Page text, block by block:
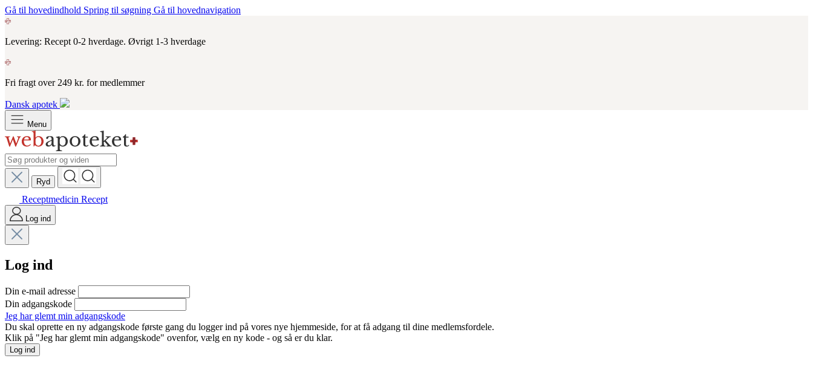
Gå til hovedindhold Spring til søgning Gå til hovednavigation
Levering: Recept 0-2 hverdage. Øvrigt 1-3 hverdage
Fri fragt over 249 kr. for medlemmer
Dansk apotek
Menu
Ryd
Receptmedicin Recept
Log ind
Log ind
Din e-mail adresse
Din adgangskode
Jeg har glemt min adgangskode
Du skal oprette en ny adgangskode første gang du logger ind på vores nye hjemmeside, for at få adgang til dine medlemsfordele.
Klik på "Jeg har glemt min adgangskode" ovenfor, vælg en ny kode - og så er du klar.
Log ind